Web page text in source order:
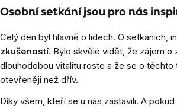
Osobní setkání jsou pro nás
Celý den byl hlavně o lidech. O setkáních,
zkušeností. Bylo skvělé vidět, že zájem o
dlouhodobou vitalitu roste a že se o těchto
otevřeněji než dřív.
Díky všem, kteří se u nás zastavili. A